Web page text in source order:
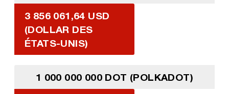
3 856 061,64 USD
(DOLLAR DES
ÉTATS-UNIS)
1 000 000 000 DOT (POLKADOT)